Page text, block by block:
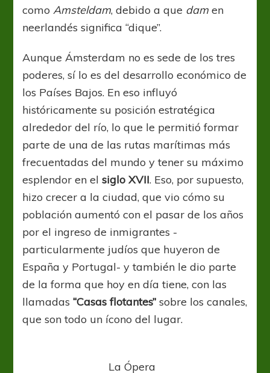
comoAmsteldam, debido a que dam en
neerlandés significa “dique”.
Aunque Ámsterdam no es sede de los tres
poderes, sí lo es del desarrollo económico de
los Países Bajos. En eso influyó
históricamente su posición estratégica
alrededor del río, lo que le permitió formar
parte de una de las rutas marítimas más
frecuentadas del mundo y tener su máximo
esplendor en elsiglo XVII. Eso, por supuesto,
hizo crecer a la ciudad, que vio cómo su
población aumentó con el pasar de los años
por el ingreso de inmigrantes -
particularmente judíos que huyeron de
España y Portugal- y también le dio parte
de la forma que hoy en día tiene, con las
llamadas“Casas flotantes” sobre los canales,
que son todo un ícono del lugar.
La Ópera